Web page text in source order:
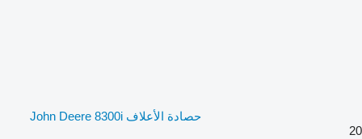
حصادة الأعلاف John Deere 8300i
20